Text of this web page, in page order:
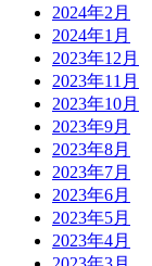
2024年2月
2024年1月
2023年12月
2023年11月
2023年10月
2023年9月
2023年8月
2023年7月
2023年6月
2023年5月
2023年4月